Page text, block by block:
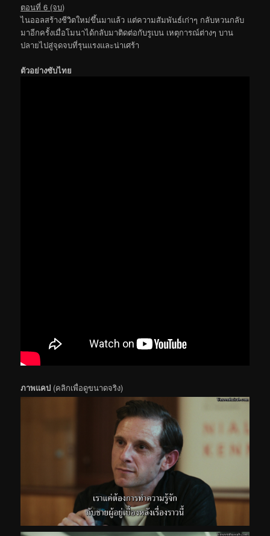
ตอนที่ 6 (จบ)
ไนออลสร้างชีวิตใหม่ขึ้นมาแล้ว แต่ความสัมพันธ์เก่าๆ กลับหวนกลับ
มาอีกครั้งเมื่อโมนาได้กลับมาติดต่อกับรูเบน เหตุการณ์ต่างๆ บาน
ปลายไปสู่จุดจบที่รุนแรงและน่าเศร้า
ตัวอย่างซับไทย
ภาพแคป (คลิกเพื่อดูขนาดจริง)